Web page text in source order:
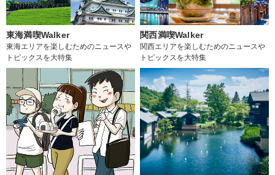
東海満喫Walker
東海エリアを楽しむためのニュースや
トピックスを大特集
関西満喫Walker
関西エリアを楽しむためのニュースや
トピックスを大特集